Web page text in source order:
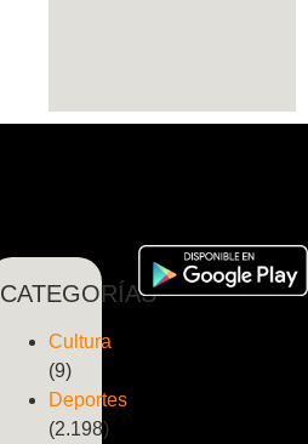
CATEGORÍAS
Cultura
(9)
Deportes
(2.198)